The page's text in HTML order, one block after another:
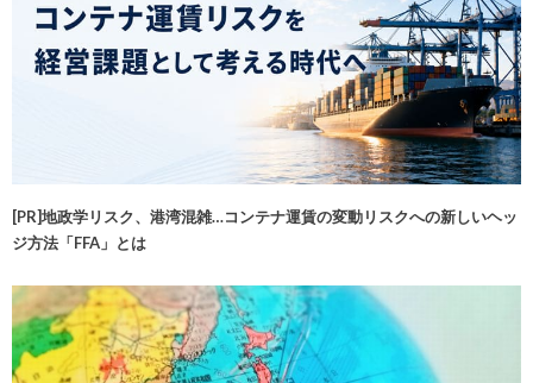
[PR]地政学リスク、港湾混雑…コンテナ運賃の変動リスクへの新しいヘッ
ジ方法「FFA」とは